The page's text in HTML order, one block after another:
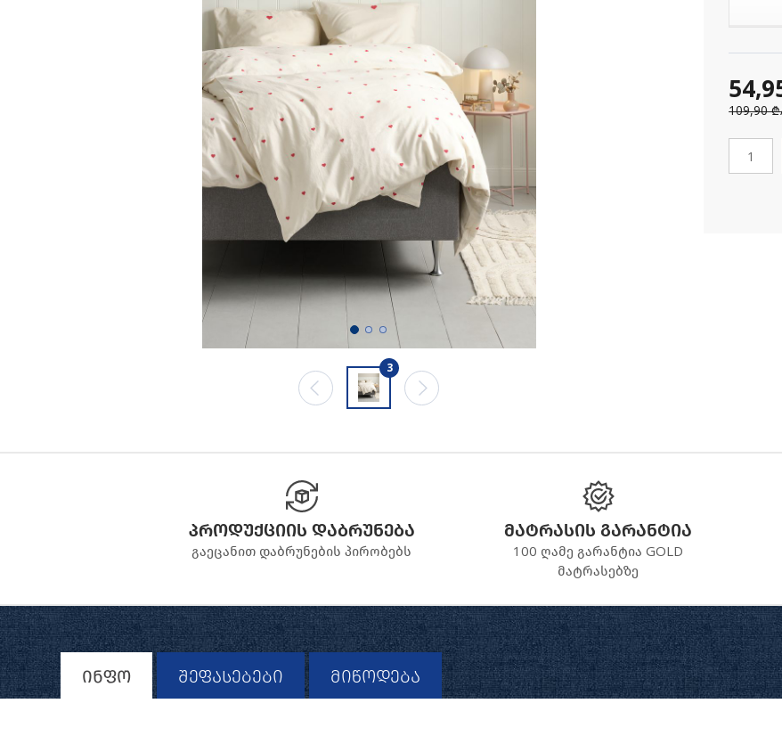
3
109,90 ₾
პროდუქციის დაბრუნება
გაეცანით დაბრუნების პირობებს
მატრასის გარანტია
100 ღამე გარანტია GOLD
მატრასებზე
ინფო შეფასებები მიწოდება